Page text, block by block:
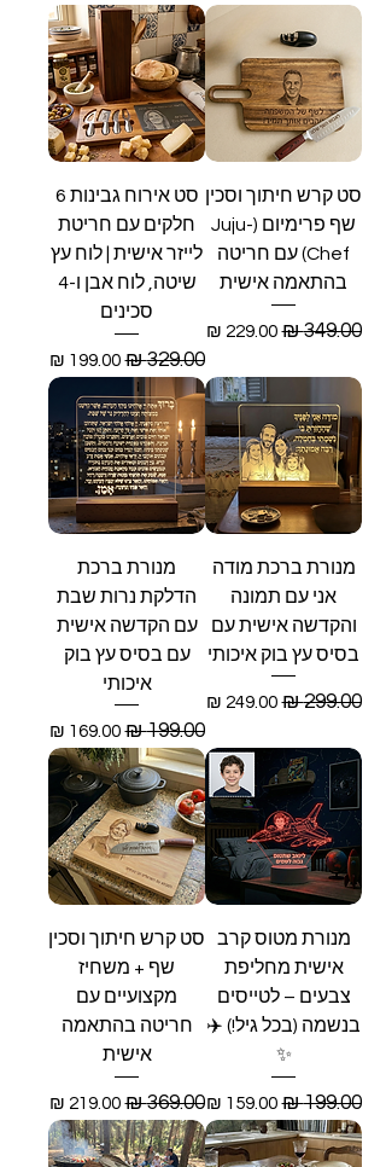
סט קרש חיתוך וסכין
שף פרימיום (Juju-
Chef) עם חריטה
בהתאמה אישית
מחיר רגיל‏349.00 ‏₪ מחיר מבצע‏229.00 ‏₪
סט אירוח גבינות 6
חלקים עם חריטת
לייזר אישית | לוח עץ
שיטה, לוח אבן ו-4
סכינים
מחיר רגיל‏329.00 ‏₪ מחיר מבצע‏199.00 ‏₪
מנורת ברכת מודה
אני עם תמונה
והקדשה אישית עם
בסיס עץ בוק איכותי
מחיר רגיל‏299.00 ‏₪ מחיר מבצע‏249.00 ‏₪
מנורת ברכת
הדלקת נרות שבת
עם הקדשה אישית
עם בסיס עץ בוק
איכותי
מחיר רגיל‏199.00 ‏₪ מחיר מבצע‏169.00 ‏₪
מנורת מטוס קרב
אישית מחליפת
צבעים – לטייסים
בנשמה (בכל גיל!) ✈️
✨
מחיר רגיל‏199.00 ‏₪ מחיר מבצע‏159.00 ‏₪
סט קרש חיתוך וסכין
שף + משחיז
מקצועיים עם
חריטה בהתאמה
אישית
מחיר רגיל‏369.00 ‏₪ מחיר מבצע‏219.00 ‏₪